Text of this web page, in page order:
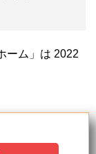
ーム」は 2022